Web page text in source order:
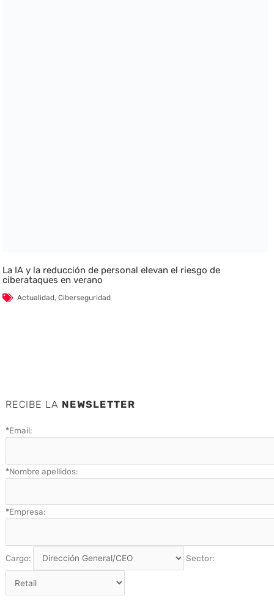
La IA y la reducción de personal elevan el riesgo de
ciberataques en verano
Actualidad,Ciberseguridad
RECIBE LA NEWSLETTER
*Email:
*Nombre apellidos:
*Empresa:
Cargo: Sector: